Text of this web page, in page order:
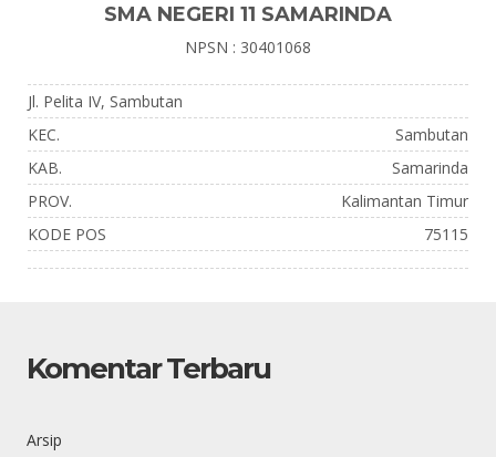
SMA NEGERI 11 SAMARINDA
NPSN : 30401068
Jl. Pelita IV, Sambutan
KEC.
Sambutan
KAB.
Samarinda
PROV.
Kalimantan Timur
KODE POS
75115
Komentar Terbaru
Arsip